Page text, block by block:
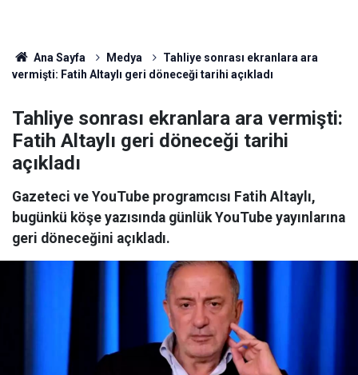
Ana Sayfa Medya
Tahliye sonrası ekranlara ara
vermişti: Fatih Altaylı geri döneceği tarihi açıkladı
Tahliye sonrası ekranlara ara vermişti:
Fatih Altaylı geri döneceği tarihi
açıkladı
Gazeteci ve YouTube programcısı Fatih Altaylı,
bugünkü köşe yazısında günlük YouTube yayınlarına
geri döneceğini açıkladı.